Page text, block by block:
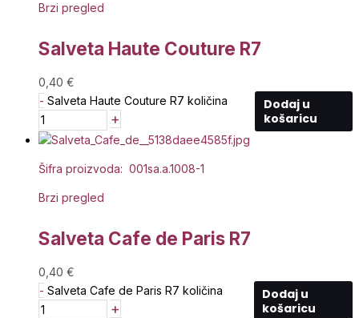
Brzi pregled
Salveta Haute Couture R7
0,40 €
- Salveta Haute Couture R7 količina
+
Dodaj u
košaricu
Šifra proizvoda: 001sa.a.1008-1
Brzi pregled
Salveta Cafe de Paris R7
0,40 €
- Salveta Cafe de Paris R7 količina
+
Dodaj u
košaricu